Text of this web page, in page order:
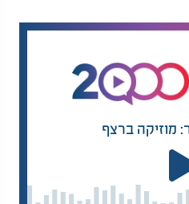
מוזיקה ברצף